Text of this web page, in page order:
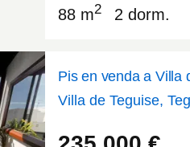
88 m2 2 dorm.
Pis en venda a Villa
Villa de Teguise,